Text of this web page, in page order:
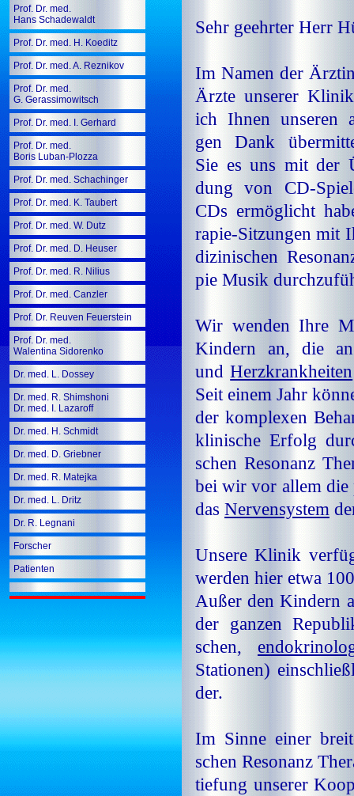
Prof. Dr. med.
Hans Schadewaldt
Prof. Dr. med. H. Koeditz
Prof. Dr. med. A. Reznikov
Prof. Dr. med.
G. Gerassimowitsch
Prof. Dr. med. I. Gerhard
Prof. Dr. med.
Boris Luban-Plozza
Prof. Dr. med. Schachinger
Prof. Dr. med. K. Taubert
Prof. Dr. med. W. Dutz
Prof. Dr. med. D. Heuser
Prof. Dr. med. R. Nilius
Prof. Dr. med. Canzler
Prof. Dr. Reuven Feuerstein
Prof. Dr. med.
Walentina Sidorenko
Dr. med. L. Dossey
Dr. med. R. Shimshoni
Dr. med. I. Lazaroff
Dr. med. H. Schmidt
Dr. med. D. Griebner
Dr. med. R. Matejka
Dr. med. L. Dritz
Dr. R. Legnani
Forscher
Patienten
Sehr geehrter Herr
Im Na­men der
Ärz­te un­se­rer
ich Ih­nen un­se­ren
gen Dank
Sie es uns mit der
dung von CD-
CDs er­mög­licht
ra­pie-Sit­zun­gen mit
di­zi­ni­schen
pie Mu­sik
Wir wen­den Ih­re
Kin­dern an, die
undHerzkrankheiten
Seit ei­nem Jahr
der kom­ple­xen
kli­ni­sche Er­folg
schen Re­so­nanz
bei wir vor al­lem
das Ner­ven­sys­tem
Un­se­re Kli­nik
wer­den hier et­wa
Au­ßer den Kin­dern
der gan­zen
schen,
Sta­tio­nen)
der.
Im Sin­ne ei­ner
schen Re­so­nanz
tie­fung un­se­rer